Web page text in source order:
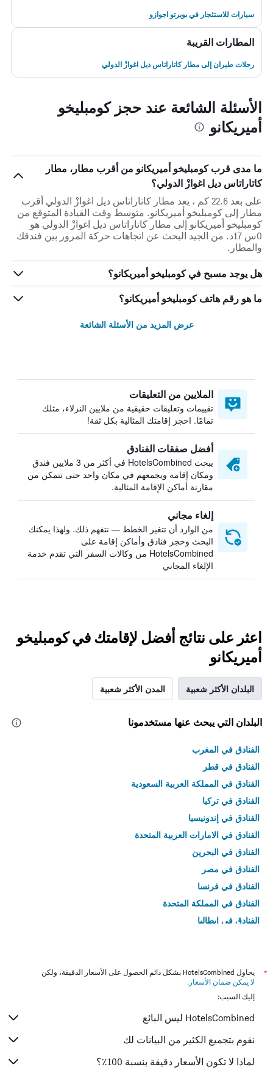
سيارات للاستئجار في بويرتو اجوازو
المطارات القريبة
رحلات طيران إلى مطار كاتاراتاس ديل اغوازْ الدولي
الأسئلة الشائعة عند حجز كومبليخو
أميريكانو
ما مدى قرب كومبليخو أميريكانو من أقرب مطار، مطار
كاتاراتاس ديل اغوازْ الدولي؟
على بعد 22.6 كم ، يعد مطار كاتاراتاس ديل اغوازْ الدولي أقرب
مطار إلى كومبليخو أميريكانو. متوسط وقت القيادة المتوقع من
كومبليخو أميريكانو إلى مطار كاتاراتاس ديل اغوازْ الدولي هو
0س 17د. من الجيد البحث عن اتجاهات حركة المرور بين فندقك
والمطار.
هل يوجد مسبح في كومبليخو أميريكانو؟
ما هو رقم هاتف كومبليخو أميريكانو؟
عرض المزيد من الأسئلة الشائعة
الملايين من التعليقات
تقييمات وتعليقات حقيقية من ملايين النزلاء، مثلك
تمامًا. احجز إقامتك المثالية بكل ثقة!
أفضل صفقات الفنادق
يبحث HotelsCombined في أكثر من 3 ملايين فندق
ومكان إقامة ويجمعهم في مكان واحد حتى تتمكن من
مقارنة أماكن الإقامة المثالية.
إلغاء مجاني
من الوارد أن تتغير الخطط — نتفهم ذلك. ولهذا يمكنك
البحث وحجز فنادق وأماكن إقامة على
HotelsCombined من وكالات السفر التي تقدم خدمة
الإلغاء المجاني
اعثر على نتائج أفضل لإقامتك في كومبليخو
أميريكانو
البلدان الأكثر شعبية المدن الأكثر شعبية
البلدان التي يبحث عنها مستخدمونا
الفنادق في المغرب
الفنادق في قطر
الفنادق في المملكة العربية السعودية
الفنادق في تركيا
الفنادق في إندونيسيا
الفنادق في الامارات العربية المتحدة
الفنادق في البحرين
الفنادق في مصر
الفنادق في فرنسا
الفنادق في المملكة المتحدة
الفنادق في إيطاليا
*
يحاول HotelsCombined بشكل دائم الحصول على الأسعار الدقيقة، ولكن
لا يمكن ضمان الأسعار .
إليك السبب:
HotelsCombined ليس البائع
نقوم بتجميع الكثير من البيانات لك
لماذا لا تكون الأسعار دقيقة بنسبة 100٪؟